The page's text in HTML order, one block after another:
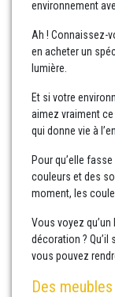
environnement
Ah ! Connaissez-
en acheter un
lumière.
Et si votre
aimez vraiment
qui donne vie à
Pour qu’elle
couleurs et des
moment, les
Vous voyez
décoration ? Qu’il
vous pouvez
Des